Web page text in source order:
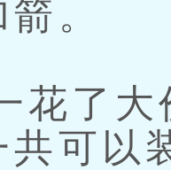
。
了大
共可以